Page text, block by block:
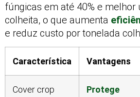
fúngicas em até 40% e melhor
colheita, o que aumenta
e reduz custo por tonelada
Característica Vantagens
Cover crop
Protege